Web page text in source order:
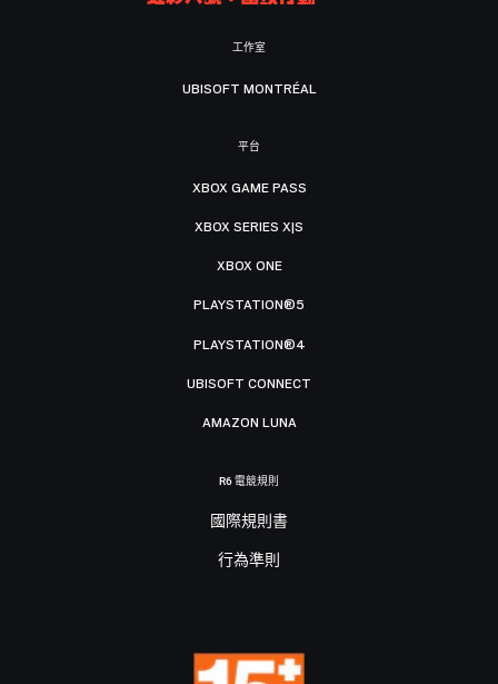
工作室
UBISOFT MONTRÉAL
平台
XBOX GAME PASS
XBOX SERIES X|S
XBOX ONE
PLAYSTATION®5
PLAYSTATION®4
UBISOFT CONNECT
AMAZON LUNA
R6 電競規則
國際規則書
行為準則